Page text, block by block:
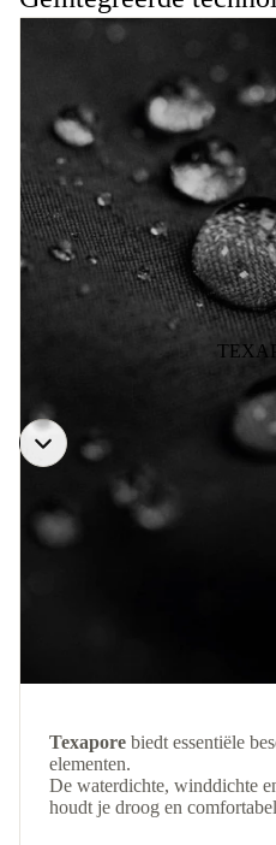
Texapore biedt essentiële
elementen.
De waterdichte, winddichte
houdt je droog en